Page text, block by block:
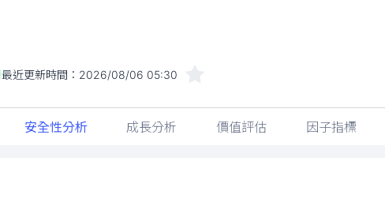
最近更新時間： 2026/08/06 05:30
安全性分析 成長分析 價值評估 因子指標